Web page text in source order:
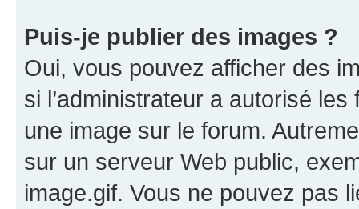
Puis-je publier des images ?
Oui, vous pouvez afficher des
si l’administrateur a autorisé
une image sur le forum.
sur un serveur Web public,
image.gif. Vous ne pouvez pas